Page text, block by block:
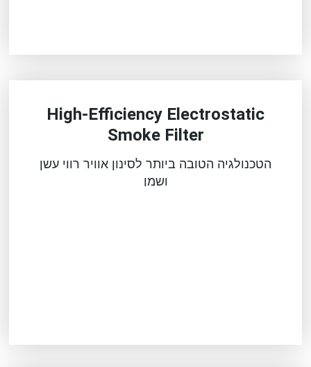
High-Efficiency Electrostatic
Smoke Filter
הטכנולגיה הטובה ביותר לסינון אוויר רווי עשן
ושמן